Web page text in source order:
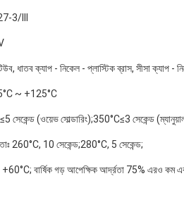
3/III
ধাতব ক্যাপ - নিকেল - প্লাস্টিক ব্রাস, সীসা ক্যাপ -
~ +125°C
সেকেন্ড (ওয়েভ সোল্ডারিং);350°C≤3 সেকেন্ড (ম্যানুয়াল
260°C, 10 সেকেন্ড;280°C, 5 সেকেন্ড;
বার্ষিক গড় আপেক্ষিক আর্দ্রতা 75% এরও কম